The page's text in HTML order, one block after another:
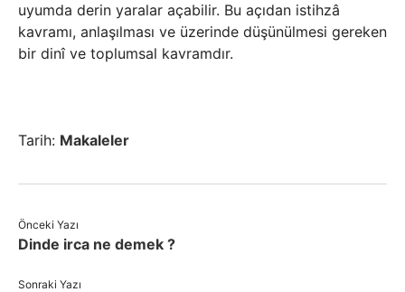
uyumda derin yaralar açabilir. Bu açıdan istihzâ
kavramı, anlaşılması ve üzerinde düşünülmesi gereken
bir dinî ve toplumsal kavramdır.
Tarih: Makaleler
Önceki Yazı
Dinde irca ne demek ?
Sonraki Yazı